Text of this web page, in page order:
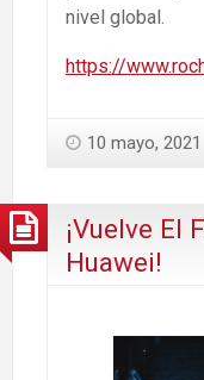
nivel global.
https://
10 mayo, 2021
¡Vuelve El
Huawei!